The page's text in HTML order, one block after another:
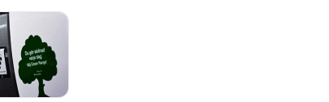
på det vi inte har hemma i butik.
Vi har även en egen